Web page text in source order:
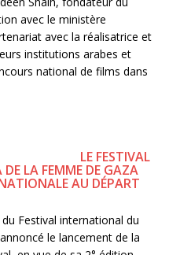
avec le ministère
avec la réalisatrice et
institutions arabes et
national de films dans
LE FESTIVAL
LA FEMME DE GAZA
AU DÉPART
Festival international du
le lancement de la